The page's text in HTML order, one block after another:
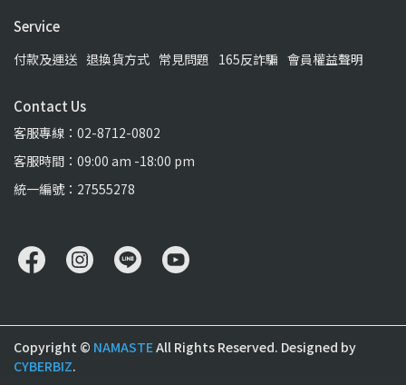
Service
付款及運送 退換貨方式 常見問題 165反詐騙 會員權益聲明
Contact Us
客服專線：02-8712-0802
客服時間：09:00 am -18:00 pm
統一編號：27555278
Copyright © NAMASTEAll Rights Reserved. Designed by
CYBERBIZ.